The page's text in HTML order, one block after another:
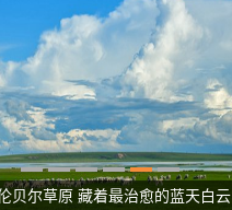
贝尔草原 藏着最治愈的蓝天白云